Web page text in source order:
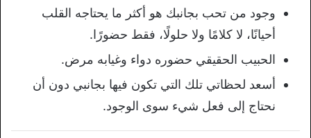
وجود من تحب بجانبك هو أكثر ما يحتاجه القلب
أحيانًا، لا كلامًا ولا حلولًا، فقط حضورًا.
الحبيب الحقيقي حضوره دواء وغيابه مرض.
أسعد لحظاتي تلك التي تكون فيها بجانبي دون أن
نحتاج إلى فعل شيء سوى الوجود.